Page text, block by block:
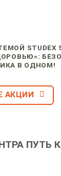
STUDEX
В ОДНОМ!
АКЦИИ
ПУТЬ